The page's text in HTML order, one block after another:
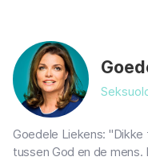
Goedele Liekens:
tussen God en de